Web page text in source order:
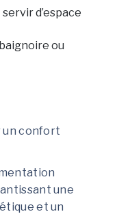
d’espace
ou
un confort
une
et un